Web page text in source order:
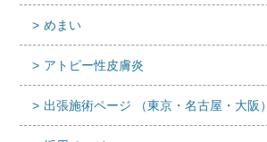
めまい
アトピー性皮膚炎
出張施術ページ （東京・名古屋・大阪）